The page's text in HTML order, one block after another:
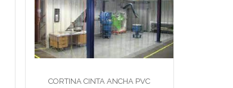
CORTINA CINTA ANCHA PVC